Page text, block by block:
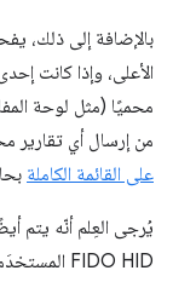
الأعلى، وإذا كانت
محميًا (مثل لوحة
من إرسال أي تقارير
على القائمة الكاملة